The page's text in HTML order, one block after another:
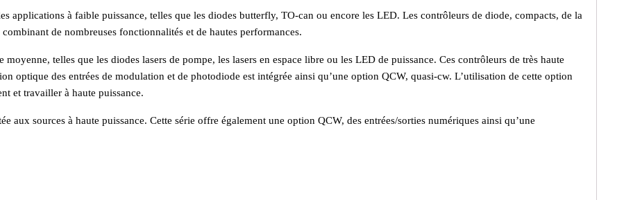
applications à faible puissance, telles que les diodes butterfly, TO-can ou encore les LED. Les contrôleurs de diode, compacts, de la
de nombreuses fonctionnalités et de hautes performances.
moyenne, telles que les diodes lasers de pompe, les lasers en espace libre ou les LED de puissance. Ces contrôleurs de très haute
optique des entrées de modulation et de photodiode est intégrée ainsi qu’une option QCW, quasi-cw. L’utilisation de cette option
et travailler à haute puissance.
aux sources à haute puissance. Cette série offre également une option QCW, des entrées/sorties numériques ainsi qu’une